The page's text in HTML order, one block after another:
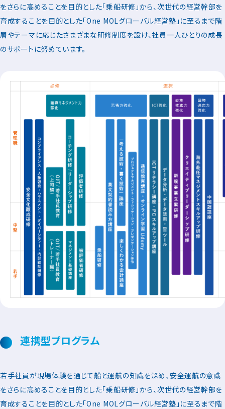
をさらに高めることを目的とした「乗船研修」から、次世代の経営幹部を
育成することを目的とした「One MOLグローバル経営塾」に至るまで階
層やテーマに応じたさまざまな研修制度を設け、社員一人ひとりの成長
のサポートに努めています。
連携型プログラム
若手社員が現場体験を通じて船と運航の知識を深め、安全運航の意識
をさらに高めることを目的とした「乗船研修」から、次世代の経営幹部を
育成することを目的とした「One MOLグローバル経営塾」に至るまで階